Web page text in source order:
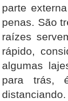
parte
penas. São
raízes
rápido,
algumas
para trás,